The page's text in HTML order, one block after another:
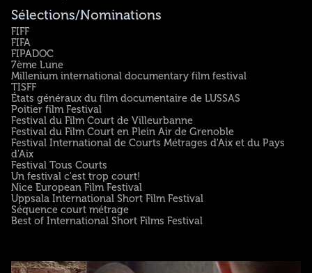
Sélections/Nominations
FIFF
FIFA
FIPADOC
7ème Lune
Millenium international documentary film festival
TISFF
États généraux du film documentaire de LUSSAS
Poitier film Festival
Festival du Film Court de Villeurbanne
Festival du Film Court en Plein Air de Grenoble
Festival International de Courts Métrages d'Aix et du Pays
d'Aix
Festival Tous Courts
Un festival c'est trop court!
Nice European Film Festival
Uppsala International Short Film Festival
Séquence court métrage
Best of International Short Films Festival